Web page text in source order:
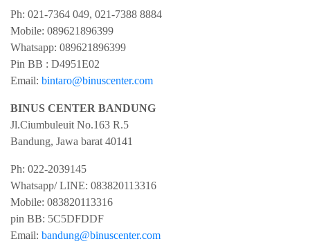
Ph: 021-7364 049, 021-7388 8884
Mobile: 089621896399
Whatsapp: 089621896399
Pin BB : D4951E02
Email: bintaro@binuscenter.com
BINUS CENTER BANDUNG
Jl.Ciumbuleuit No.163 R.5
Bandung, Jawa barat 40141
Ph: 022-2039145
Whatsapp/ LINE: 083820113316
Mobile: 083820113316
pin BB: 5C5DFDDF
Email: bandung@binuscenter.com